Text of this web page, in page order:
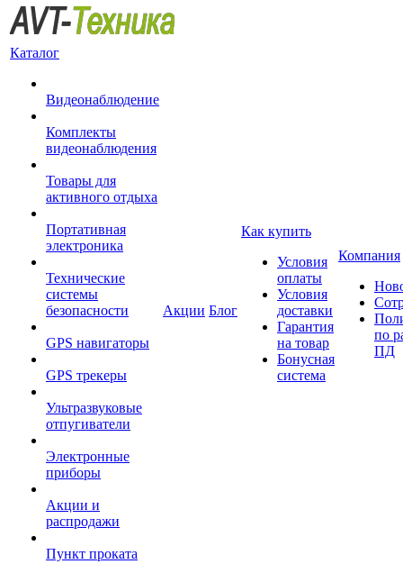
Каталог
Видеонаблюдение
Комплекты
видеонаблюдения
Товары для
активного отдыха
Портативная
электроника
Технические
системы
безопасности
GPS навигаторы
GPS трекеры
Ультразвуковые
отпугиватели
Электронные
приборы
Акции и
распродажи
Пункт проката
Акции Блог
Как купить
Условия
оплаты
Условия
доставки
Гарантия
на товар
Бонусная
система
Компания
по
ПД